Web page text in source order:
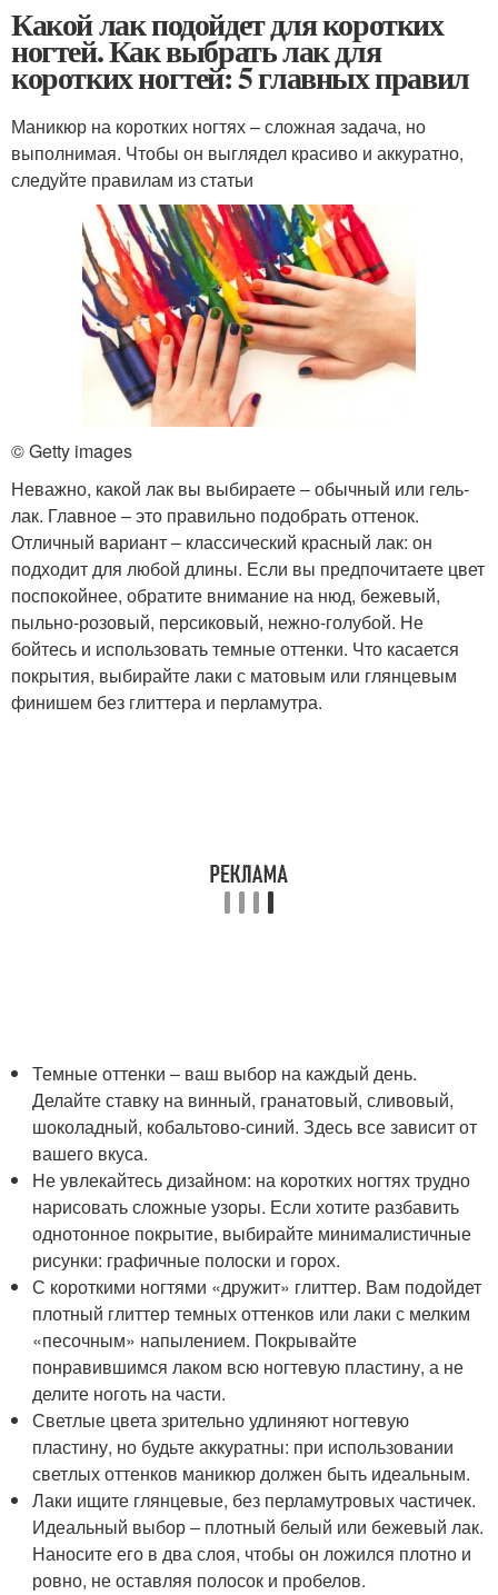
Какой лак подойдет для коротких
ногтей. Как выбрать лак для
коротких ногтей: 5 главных правил
Маникюр на коротких ногтях – сложная задача, но
выполнимая. Чтобы он выглядел красиво и аккуратно,
следуйте правилам из статьи
© Getty images
Неважно, какой лак вы выбираете ‒ обычный или гель-
лак. Главное – это правильно подобрать оттенок.
Отличный вариант ‒ классический красный лак: он
подходит для любой длины. Если вы предпочитаете цвет
поспокойнее, обратите внимание на нюд, бежевый,
пыльно-розовый, персиковый, нежно-голубой. Не
бойтесь и использовать темные оттенки. Что касается
покрытия, выбирайте лаки с матовым или глянцевым
финишем без глиттера и перламутра.
Темные оттенки ‒ ваш выбор на каждый день.
Делайте ставку на винный, гранатовый, сливовый,
шоколадный, кобальтово-синий. Здесь все зависит от
вашего вкуса.
Не увлекайтесь дизайном: на коротких ногтях трудно
нарисовать сложные узоры. Если хотите разбавить
однотонное покрытие, выбирайте минималистичные
рисунки: графичные полоски и горох.
С короткими ногтями «дружит» глиттер. Вам подойдет
плотный глиттер темных оттенков или лаки с мелким
«песочным» напылением. Покрывайте
понравившимся лаком всю ногтевую пластину, а не
делите ноготь на части.
Светлые цвета зрительно удлиняют ногтевую
пластину, но будьте аккуратны: при использовании
светлых оттенков маникюр должен быть идеальным.
Лаки ищите глянцевые, без перламутровых частичек.
Идеальный выбор ‒ плотный белый или бежевый лак.
Наносите его в два слоя, чтобы он ложился плотно и
ровно, не оставляя полосок и пробелов.